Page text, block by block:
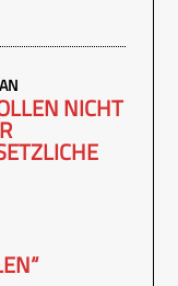
NICHT